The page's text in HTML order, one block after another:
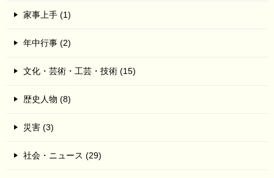
家事上手 (1)
年中行事 (2)
文化・芸術・工芸・技術 (15)
歴史人物 (8)
災害 (3)
社会・ニュース (29)